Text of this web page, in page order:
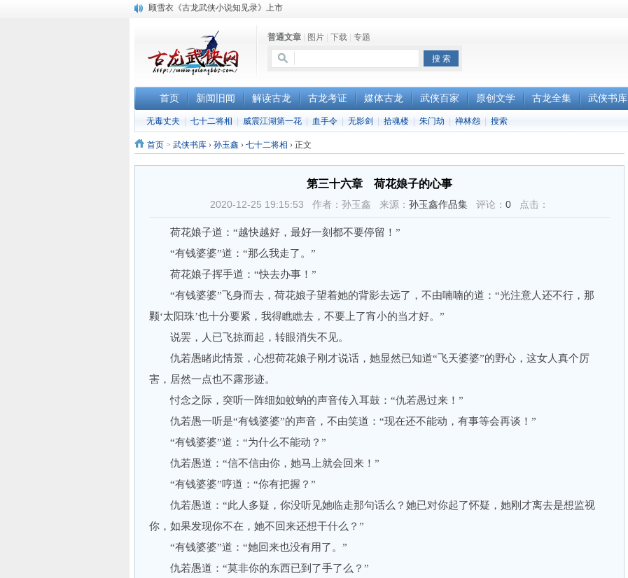
顾雪衣《古龙武侠小说知见录》上市
《古龙小说原貌探究》修订版已上市普通文章 图片 下载 专题
首页 新闻旧闻 解读古龙 古龙考证 媒体古龙 武侠百家 原创文学 古龙全集 武侠书库
无毒丈夫 七十二将相 威震江湖第一花 血手令 无影剑 拾魂楼 朱门劫 禅林怨 搜索
首页 > 武侠书库 › 孙玉鑫 › 七十二将相 › 正文
第三十六章 荷花娘子的心事
2020-12-25 19:15:53 作者：孙玉鑫 来源： 孙玉鑫作品集 评论： 0 点击：
荷花娘子道：“越快越好，最好一刻都不要停留！”
“有钱婆婆”道：“那么我走了。”
荷花娘子挥手道：“快去办事！”
“有钱婆婆”飞身而去，荷花娘子望着她的背影去远了，不由喃喃的道：“光注意人还不行，那
颗‘太阳珠’也十分要紧，我得瞧瞧去，不要上了宵小的当才好。”
说罢，人已飞掠而起，转眼消失不见。
仇若愚睹此情景，心想荷花娘子刚才说话，她显然已知道“飞天婆婆”的野心，这女人真个厉
害，居然一点也不露形迹。
忖念之际，突听一阵细如蚊蚋的声音传入耳鼓：“仇若愚过来！”
仇若愚一听是“有钱婆婆”的声音，不由笑道：“现在还不能动，有事等会再谈！”
“有钱婆婆”道：“为什么不能动？”
仇若愚道：“信不信由你，她马上就会回来！”
“有钱婆婆”哼道：“你有把握？”
仇若愚道：“此人多疑，你没听见她临走那句话么？她已对你起了怀疑，她刚才离去是想监视
你，如果发现你不在，她不回来还想干什么？”
“有钱婆婆”道：“她回来也没有用了。”
仇若愚道：“莫非你的东西已到了手了么？”